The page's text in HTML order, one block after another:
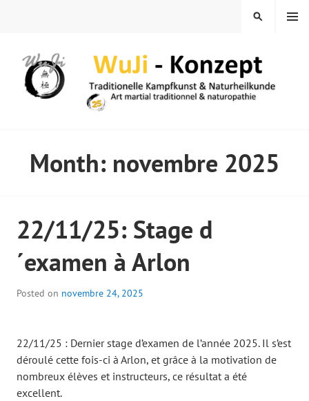
MENU
SEARCH
Month: novembre 2025
22/11/25: Stage d
´examen à Arlon
Posted on novembre 24, 2025
22/11/25 : Dernier stage d’examen de l’année 2025. Il s’est
déroulé cette fois-ci à Arlon, et grâce à la motivation de
nombreux élèves et instructeurs, ce résultat a été
excellent.